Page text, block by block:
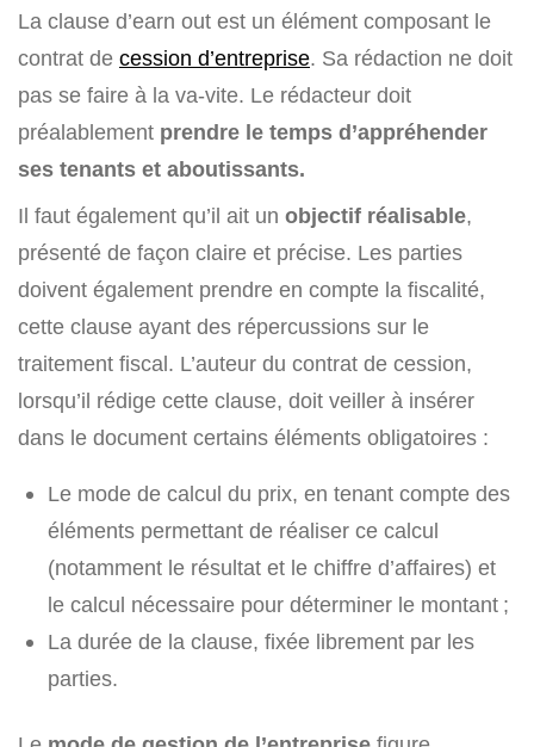
La clause d’earn out est un élément composant le
contrat de cession d’entreprise. Sa rédaction ne doit
pas se faire à la va-vite. Le rédacteur doit
préalablement prendre le temps d’appréhender
ses tenants et aboutissants.
Il faut également qu’il ait un objectif réalisable,
présenté de façon claire et précise. Les parties
doivent également prendre en compte la fiscalité,
cette clause ayant des répercussions sur le
traitement fiscal. L’auteur du contrat de cession,
lorsqu’il rédige cette clause, doit veiller à insérer
dans le document certains éléments obligatoires :
Le mode de calcul du prix, en tenant compte des
éléments permettant de réaliser ce calcul
(notamment le résultat et le chiffre d’affaires) et
le calcul nécessaire pour déterminer le montant ;
La durée de la clause, fixée librement par les
parties.